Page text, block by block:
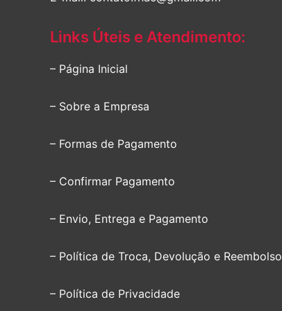
Links Úteis e Atendimento:
– Página Inicial
– Sobre a Empresa
– Formas de Pagamento
– Confirmar Pagamento
– Envio, Entrega e Pagamento
– Política de Troca, Devolução e Reembolso
– Política de Privacidade